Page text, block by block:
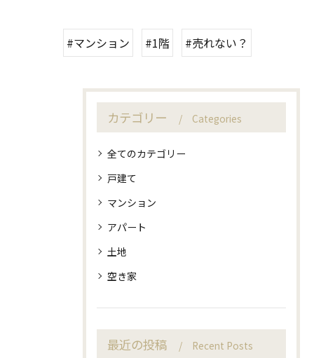
#マンション #1階 #売れない？
カテゴリー Categories
全てのカテゴリー
戸建て
マンション
アパート
土地
空き家
最近の投稿 Recent Posts